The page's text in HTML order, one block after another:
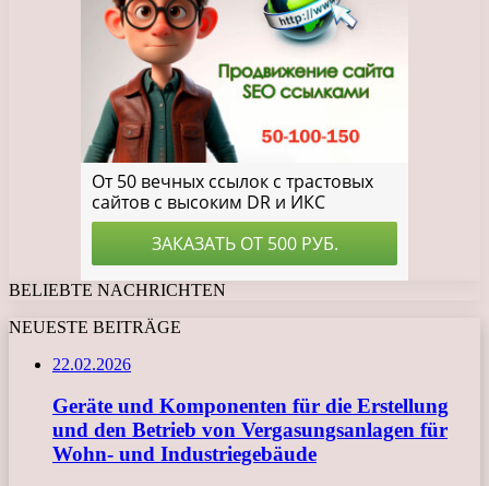
BELIEBTE NACHRICHTEN
NEUESTE BEITRÄGE
22.02.2026
Geräte und Komponenten für die Erstellung
und den Betrieb von Vergasungsanlagen für
Wohn- und Industriegebäude